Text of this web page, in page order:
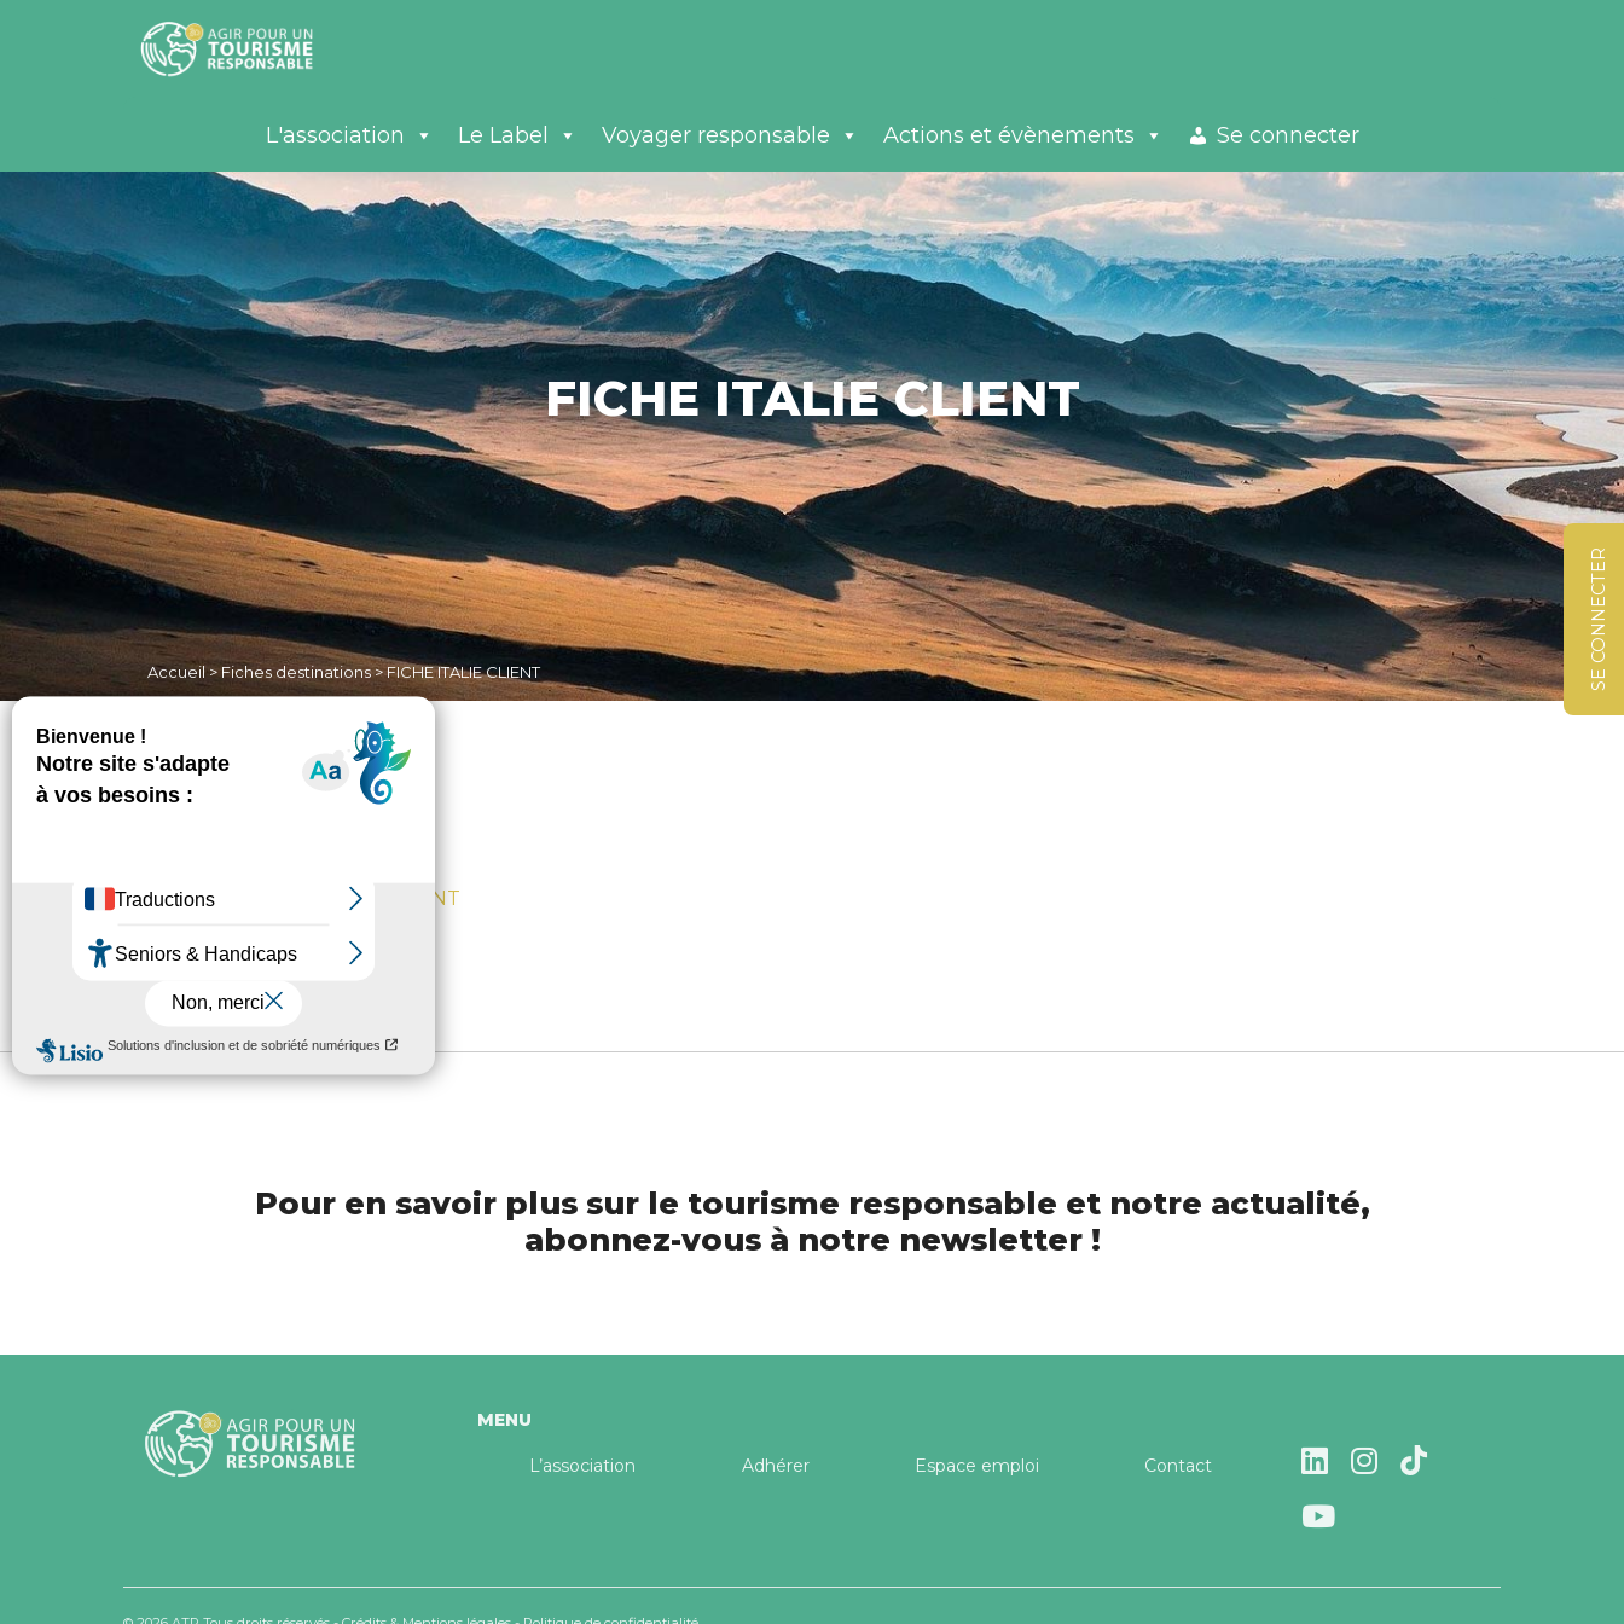
SE CONNECTER
L'association Le Label Voyager responsable Actions et évènements Se connecter
FICHE ITALIE CLIENT
Accueil> Fiches destinations>FICHE ITALIE CLIENT ©
FICHE ITALIE CLIENT
Non classé
Pour en savoir plus sur le tourisme responsable et notre actualité,
abonnez-vous à notre newsletter !
MENU
L’association Adhérer Espace emploi Contact